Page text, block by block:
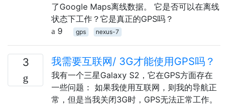
了Google Maps离线数据。 它是否可以在离线
状态下工作？它是真正的GPS吗？
9
gps nexus-7
3 我需要互联网/ 3G才能使用GPS吗？
我有一个三星Galaxy S2，它在GPS方面存在
一些问题： 如果我使用互联网，则我的导航正
常，但是当我关闭3G时，GPS无法正常工作。